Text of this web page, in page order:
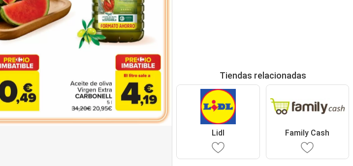
Tiendas relacionadas
Lidl Family Cash